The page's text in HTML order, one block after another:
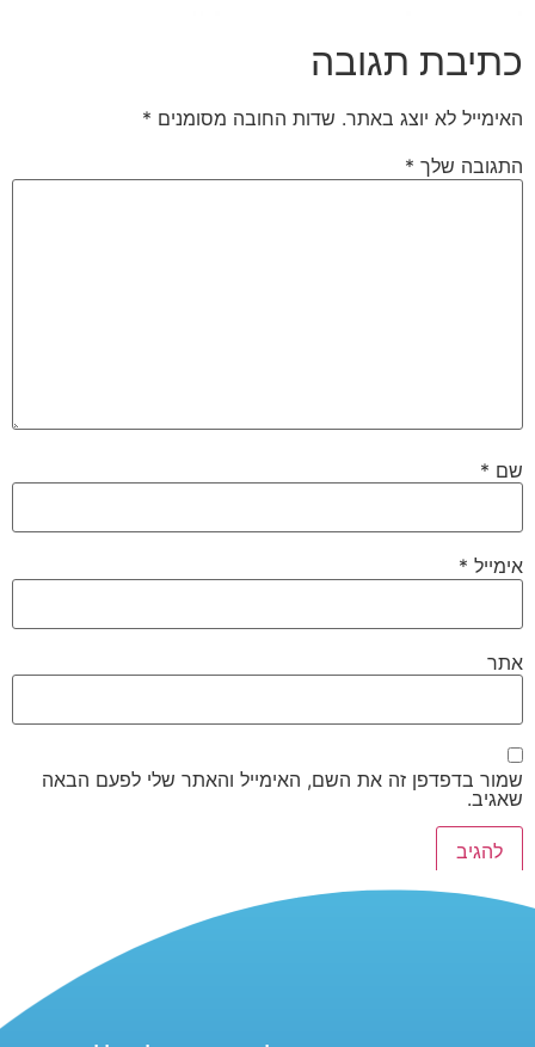
כתיבת תגובה
האימייל לא יוצג באתר. שדות החובה מסומנים *
התגובה שלך *
שם *
אימייל *
אתר
שמור בדפדפן זה את השם, האימייל והאתר שלי לפעם הבאה
שאגיב.